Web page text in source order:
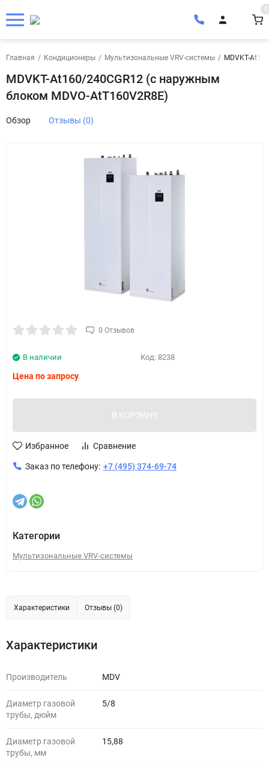
0
Главная / Кондиционеры / Мультизональные VRV-системы / MDVKT-
MDVKT-At160/240CGR12 (с наружным
блоком MDVO-AtT160V2R8E)
Обзор Отзывы (0)
0 Отзывов
Код: 8238
В наличии
Цена по запросу
В КОРЗИНУ
Избранное Сравнение
Заказ по телефону: +7 (495) 374-69-74
Категории
Мультизональные VRV-системы
Характеристики Отзывы (0)
Характеристики
Производитель MDV
Диаметр газовой
трубы, дюйм
5/8
Диаметр газовой
трубы, мм
15,88